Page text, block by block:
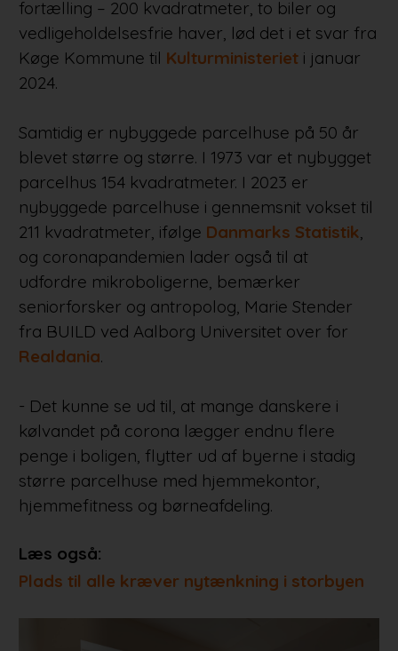
fortælling – 200 kvadratmeter, to biler og
vedligeholdelsesfrie haver, lød det i et svar fra
Køge Kommune til Kulturministerieti januar
2024.
Samtidig er nybyggede parcelhuse på 50 år
blevet større og større. I 1973 var et nybygget
parcelhus 154 kvadratmeter. I 2023 er
nybyggede parcelhuse i gennemsnit vokset til
211 kvadratmeter, ifølge Danmarks Statistik
og coronapandemien lader også til at
udfordre mikroboligerne, bemærker
seniorforsker og antropolog, Marie Stender
fra BUILD ved Aalborg Universitet over for
Realdania.
- Det kunne se ud til, at mange danskere i
kølvandet på corona lægger endnu flere
penge i boligen, flytter ud af byerne i stadig
større parcelhuse med hjemmekontor,
hjemmefitness og børneafdeling.
Læs også:
Plads til alle kræver nytænkning i storbyen